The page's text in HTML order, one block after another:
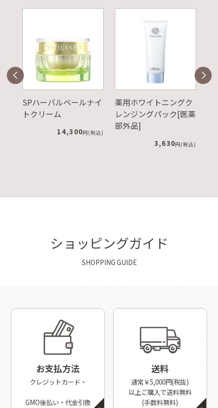
SPハーバルベールナイ
トクリーム
14,300円(税込)
薬用ホワイトニングク
レンジングパック[医薬
部外品]
3,630円(税込)
ショッピングガイド
SHOPPING GUIDE
お支払方法
クレジットカード・
GMO後払い・代金引換
送料
通常￥5,000円(税抜)
以上ご購入で送料無料
(手数料無料)